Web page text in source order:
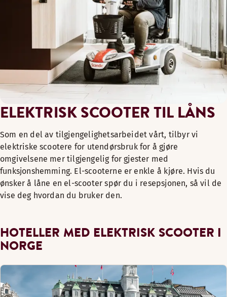
ELEKTRISK SCOOTER TIL LÅNS
Som en del av tilgjengelighetsarbeidet vårt, tilbyr vi
elektriske scootere for utendørsbruk for å gjøre
omgivelsene mer tilgjengelig for gjester med
funksjonshemming. El-scooterne er enkle å kjøre. Hvis du
ønsker å låne en el-scooter spør du i resepsjonen, så vil de
vise deg hvordan du bruker den.
HOTELLER MED ELEKTRISK SCOOTER I
NORGE